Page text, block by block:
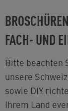
FACH- UND
Bitte beachten
unsere
sowie DIY
Ihrem Land